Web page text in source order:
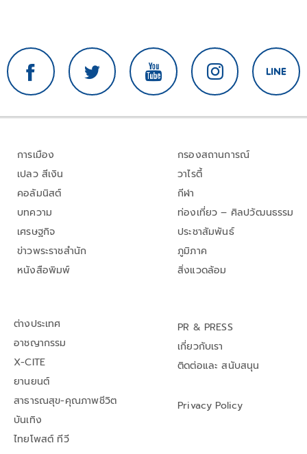
การเมือง
เปลว สีเงิน
คอลัมนิสต์
บทความ
เศรษฐกิจ
ข่าวพระราชสำนัก
หนังสือพิมพ์
กรองสถานการณ์
วาไรตี้
กีฬา
ท่องเที่ยว – ศิลปวัฒนธรรม
ประชาสัมพันธ์
ภูมิภาค
สิ่งแวดล้อม
ต่างประเทศ
อาชญากรรม
X-CITE
ยานยนต์
สาธารณสุข-คุณภาพชีวิต
บันเทิง
ไทยโพสต์ ทีวี
PR & PRESS
เกี่ยวกับเรา
ติดต่อและ สนับสนุน
Privacy Policy